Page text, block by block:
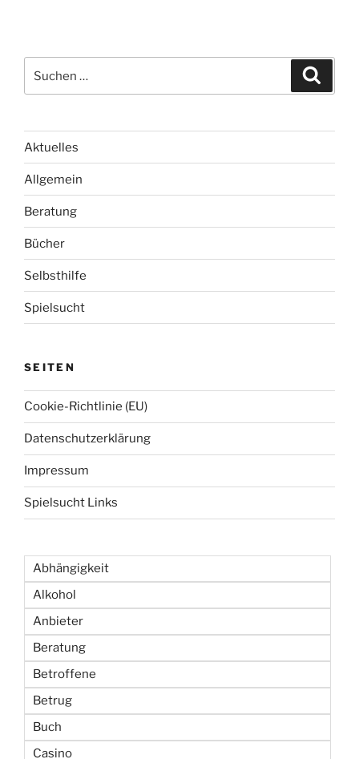
e
n
n
a
c
h
:
c
Aktuelles
Allgemein
Beratung
Bücher
Selbsthilfe
Spielsucht
SEITEN
Cookie-Richtlinie (EU)
Datenschutzerklärung
Impressum
Spielsucht Links
Abhängigkeit
Alkohol
Anbieter
Beratung
Betroffene
Betrug
Buch
Casino